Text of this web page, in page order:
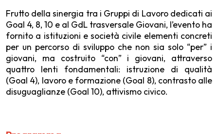
Frutto della sinergia tra i Gruppi di Lavoro dedicati ai
Goal 4, 8, 10 e al GdL trasversale Giovani, l’evento ha
fornito a istituzioni e società civile elementi concreti
per un percorso di sviluppo che non sia solo “per” i
gio­vani, ma costruito “con” i giovani, attraverso
quattro lenti fondamentali: istruzione di qualità
(Goal 4), lavoro e formazione (Goal 8), contrasto alle
disuguaglianze (Goal 10), attivismo civico.